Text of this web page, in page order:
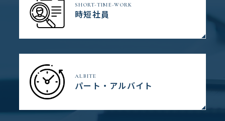
SHORT-TIME-WORK
時短社員
ALBITE
パート・アルバイト